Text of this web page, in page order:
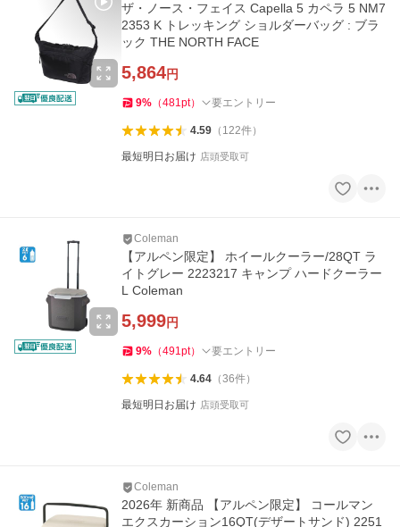
ザ・ノース・フェイス Capella 5 カペラ 5 NM7
2353 K トレッキング ショルダーバッグ : ブラ
ック THE NORTH FACE
5,864円
9% （481pt） 要エントリー
4.59（ 122件）
最短明日お届け 店頭受取可
Coleman
【アルペン限定】 ホイールクーラー/28QT ラ
イトグレー 2223217 キャンプ ハードクーラー
L Coleman
5,999円
9% （491pt） 要エントリー
4.64（36件）
最短明日お届け 店頭受取可
Coleman
2026年 新商品 【アルペン限定】 コールマン
エクスカーション16QT(デザートサンド) 2251